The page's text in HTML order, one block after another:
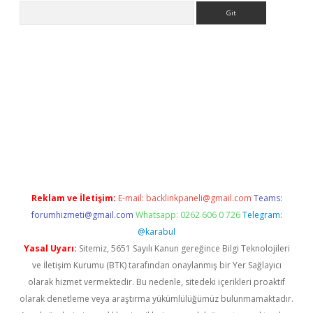
Reklam ve İletişim: E-mail: backlinkpaneli@gmail.com Teams:
forumhizmeti@gmail.com Whatsapp: 0262 606 0 726 Telegram:
@karabul
Yasal Uyarı: Sitemiz, 5651 Sayılı Kanun gereğince Bilgi Teknolojileri
ve İletişim Kurumu (BTK) tarafından onaylanmış bir Yer Sağlayıcı
olarak hizmet vermektedir. Bu nedenle, sitedeki içerikleri proaktif
olarak denetleme veya araştırma yükümlülüğümüz bulunmamaktadır.